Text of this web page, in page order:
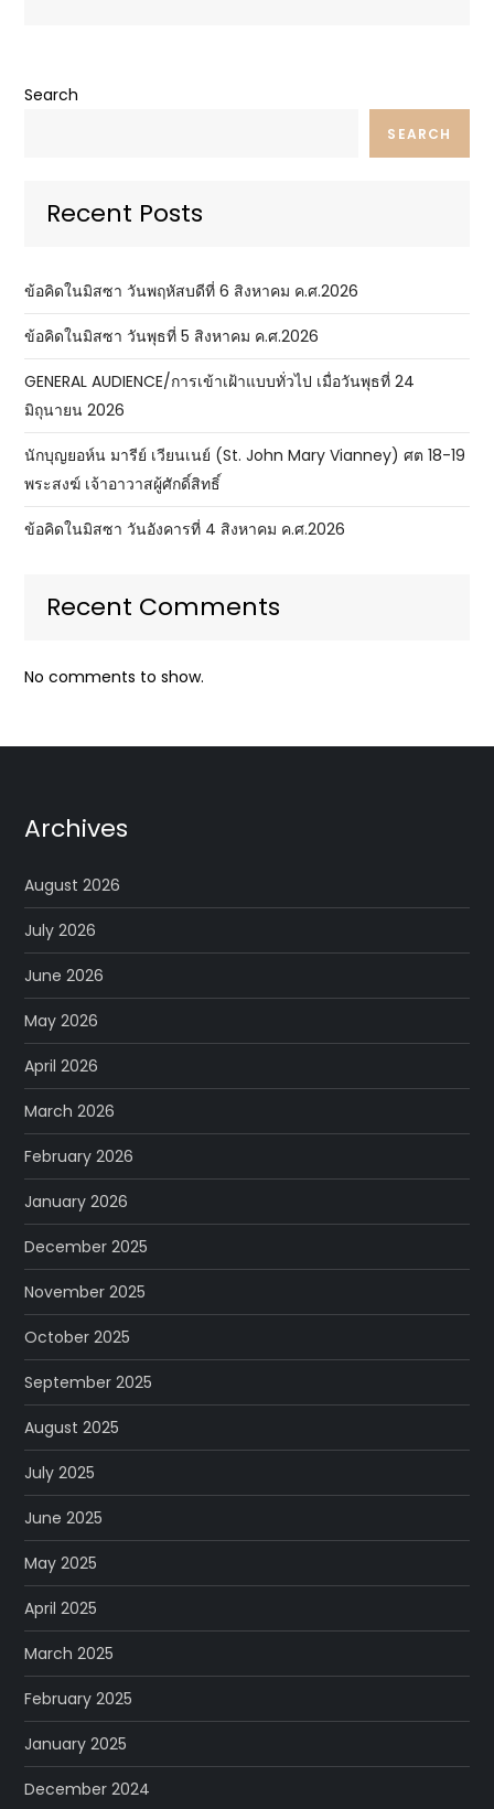
Search
SEARCH
Recent Posts
ข้อคิดในมิสซา วันพฤหัสบดีที่ 6 สิงหาคม ค.ศ.2026
ข้อคิดในมิสซา วันพุธที่ 5 สิงหาคม ค.ศ.2026
GENERAL AUDIENCE/การเข้าเฝ้าแบบทั่วไป เมื่อวันพุธที่ 24
มิถุนายน 2026
นักบุญยอห์น มารีย์ เวียนเนย์ (St. John Mary Vianney) ศต 18-19
พระสงฆ์ เจ้าอาวาสผู้ศักดิ์สิทธิ์
ข้อคิดในมิสซา วันอังคารที่ 4 สิงหาคม ค.ศ.2026
Recent Comments
No comments to show.
Archives
August 2026
July 2026
June 2026
May 2026
April 2026
March 2026
February 2026
January 2026
December 2025
November 2025
October 2025
September 2025
August 2025
July 2025
June 2025
May 2025
April 2025
March 2025
February 2025
January 2025
December 2024